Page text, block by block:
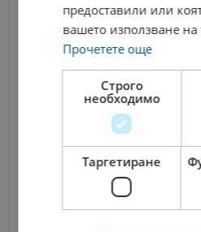
предоставили или
вашето използване на
Прочетете още
Строго
необходимо
Таргетиране